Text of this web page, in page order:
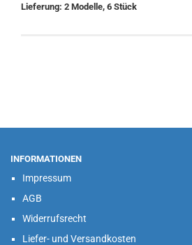
Lieferung: 2 Modelle, 6 Stück
INFORMATIONEN
Impressum
AGB
Widerrufsrecht
Liefer- und Versandkosten